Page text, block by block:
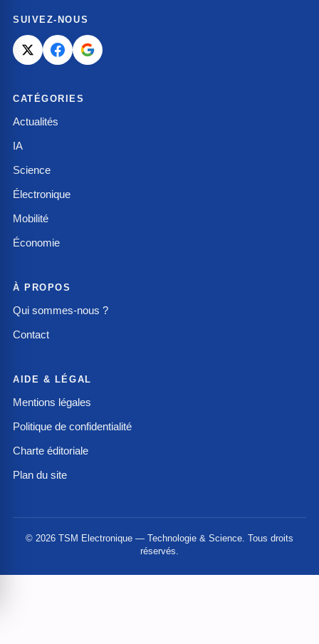
SUIVEZ-NOUS
CATÉGORIES
Actualités
IA
Science
Électronique
Mobilité
Économie
À PROPOS
Qui sommes-nous ?
Contact
AIDE & LÉGAL
Mentions légales
Politique de confidentialité
Charte éditoriale
Plan du site
© 2026 TSM Electronique — Technologie & Science. Tous droits
réservés.